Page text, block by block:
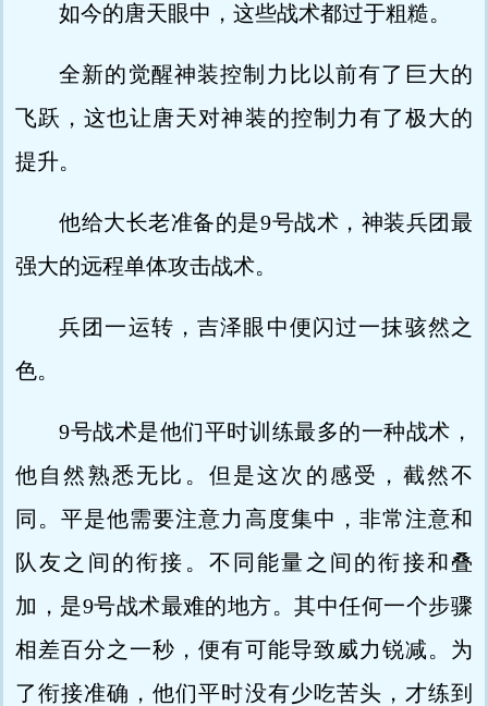
如今的唐天眼中，这些战术都过于粗糙。
全新的觉醒神装控制力比以前有了巨大的
飞跃，这也让唐天对神装的控制力有了极大的
提升。
他给大长老准备的是9号战术，神装兵团最
强大的远程单体攻击战术。
兵团一运转，吉泽眼中便闪过一抹骇然之
色。
9号战术是他们平时训练最多的一种战术，
他自然熟悉无比。但是这次的感受，截然不
同。平是他需要注意力高度集中，非常注意和
队友之间的衔接。不同能量之间的衔接和叠
加，是9号战术最难的地方。其中任何一个步骤
相差百分之一秒，便有可能导致威力锐减。为
了衔接准确，他们平时没有少吃苦头，才练到